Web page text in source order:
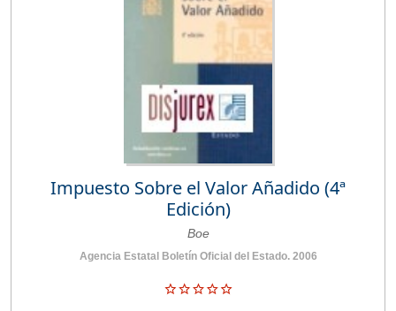
Impuesto Sobre el Valor Añadido (4ª
Edición)
Boe
Agencia Estatal Boletín Oficial del Estado. 2006